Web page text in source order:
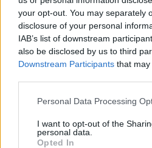
your opt-out. You may separately
disclosure of your personal
IAB’s list of downstream
also be disclosed by us to third
Downstream Participants that
Personal Data Processing
I want to opt-out of the
personal data.
Opted In
Geriausias scenarijus:
Harari, „Nuopuolio
Geriausias filmas ne
anatomija“,